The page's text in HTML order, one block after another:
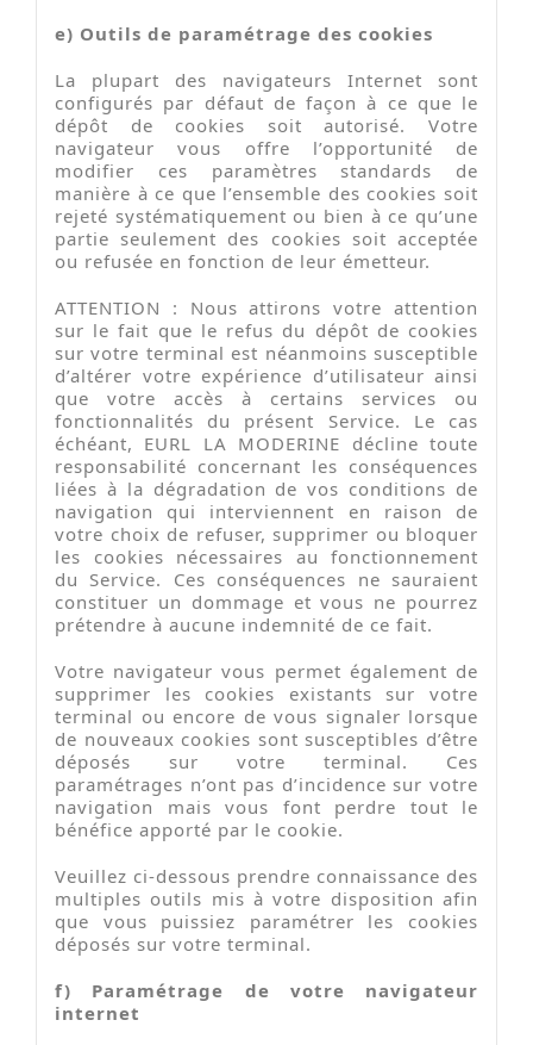
e) Outils de paramétrage des cookies
La plupart des navigateurs Internet sont
configurés par défaut de façon à ce que le
dépôt de cookies soit autorisé. Votre
navigateur vous offre l’opportunité de
modifier ces paramètres standards de
manière à ce que l’ensemble des cookies soit
rejeté systématiquement ou bien à ce qu’une
partie seulement des cookies soit acceptée
ou refusée en fonction de leur émetteur.
ATTENTION : Nous attirons votre attention
sur le fait que le refus du dépôt de cookies
sur votre terminal est néanmoins susceptible
d’altérer votre expérience d’utilisateur ainsi
que votre accès à certains services ou
fonctionnalités du présent Service. Le cas
échéant, EURL LA MODERINE décline toute
responsabilité concernant les conséquences
liées à la dégradation de vos conditions de
navigation qui interviennent en raison de
votre choix de refuser, supprimer ou bloquer
les cookies nécessaires au fonctionnement
du Service. Ces conséquences ne sauraient
constituer un dommage et vous ne pourrez
prétendre à aucune indemnité de ce fait.
Votre navigateur vous permet également de
supprimer les cookies existants sur votre
terminal ou encore de vous signaler lorsque
de nouveaux cookies sont susceptibles d’être
déposés sur votre terminal. Ces
paramétrages n’ont pas d’incidence sur votre
navigation mais vous font perdre tout le
bénéfice apporté par le cookie.
Veuillez ci-dessous prendre connaissance des
multiples outils mis à votre disposition afin
que vous puissiez paramétrer les cookies
déposés sur votre terminal.
f) Paramétrage de votre navigateur
internet